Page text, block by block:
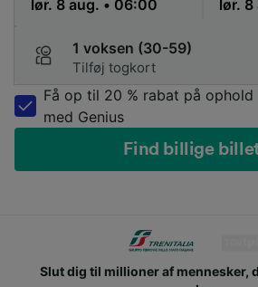
1 voksen (30-59)
Tilføj togkort
Få op til 20 % rabat på ophold
med Genius
Find billige
Slut dig til millioner af mennesker,